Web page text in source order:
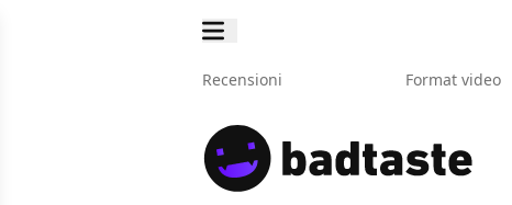
Recensioni Format video